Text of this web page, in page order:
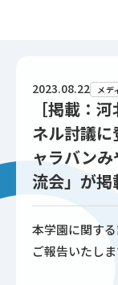
2023.08.22 メデ
［掲載：
ネル討議
ャラバン
流会」が
本学園に関す
ご報告いたしま